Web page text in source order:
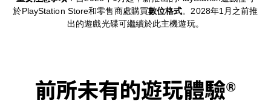
於PlayStation Store和零售商處購買數位格式。2028年1月之前推
出的遊戲光碟可繼續於此主機遊玩。
前所未有的遊玩體驗®